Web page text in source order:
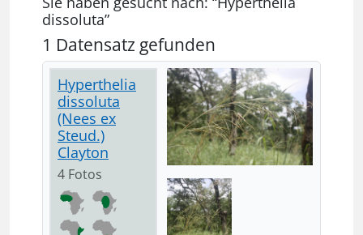
dissoluta”
1 Datensatz gefunden
Hyperthelia
dissoluta
(Nees ex
Steud.)
Clayton
4 Fotos